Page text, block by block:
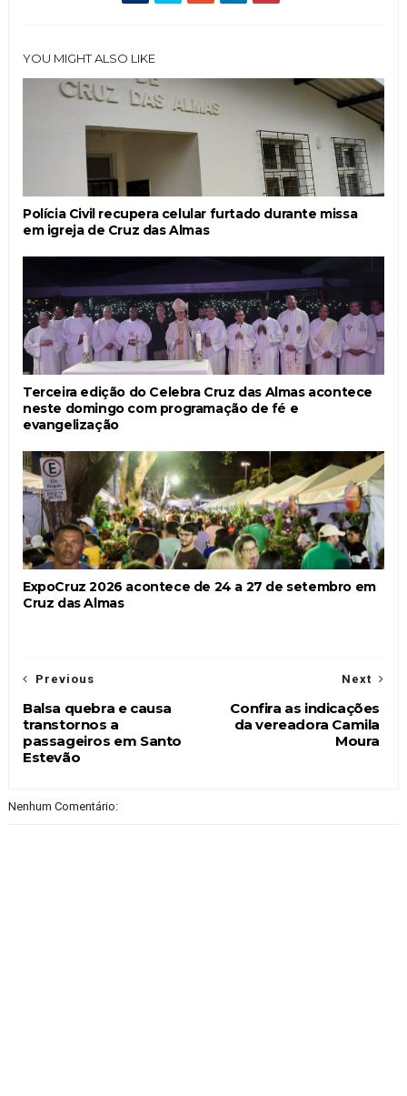
YOU MIGHT ALSO LIKE
Polícia Civil recupera celular furtado durante missa
em igreja de Cruz das Almas
Terceira edição do Celebra Cruz das Almas acontece
neste domingo com programação de fé e
evangelização
ExpoCruz 2026 acontece de 24 a 27 de setembro em
Cruz das Almas
Next
Confira as indicações
da vereadora Camila
Moura
Previous
Balsa quebra e causa
transtornos a
passageiros em Santo
Estevão
Nenhum Comentário: